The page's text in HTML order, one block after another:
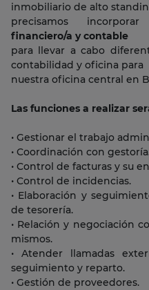
inmobiliario de alto
precisamos
financiero/a y contable
para llevar a cabo
contabilidad y oficina para
nuestra oficina central en
Las funciones a realizar
• Gestionar el trabajo
• Coordinación con
• Control de facturas y su
• Control de incidencias.
• Elaboración y
de tesorería.
• Relación y negociación
mismos.
• Atender llamadas
seguimiento y reparto.
• Gestión de proveedores.